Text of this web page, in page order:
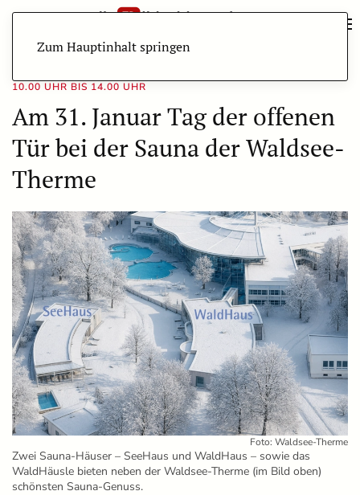
Zum Hauptinhalt springen
10.00 UHR BIS 14.00 UHR
Am 31. Januar Tag der offenen
Tür bei der Sauna der Waldsee-
Therme
Foto: Waldsee-Therme
Zwei Sauna-Häuser – SeeHaus und WaldHaus – sowie das
WaldHäusle bieten neben der Waldsee-Therme (im Bild oben)
schönsten Sauna-Genuss.